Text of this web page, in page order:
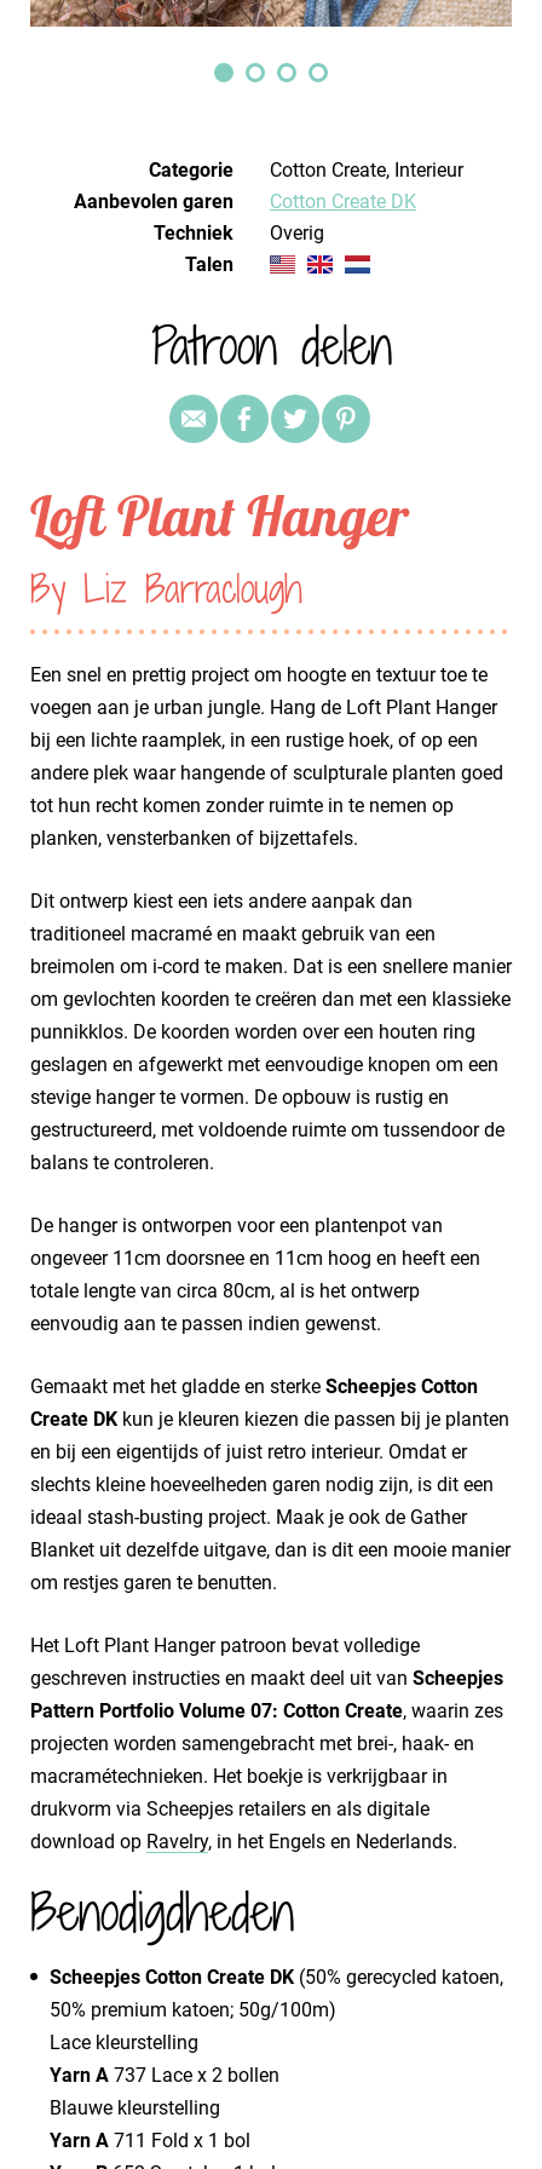
Categorie
Cotton Create, Interieur
Aanbevolen garen
Cotton Create DK
Techniek
overig
Talen
Patroon delen
Loft Plant Hanger
By Liz Barraclough
Een snel en prettig project om hoogte en textuur toe te
voegen aan je urban jungle. Hang de Loft Plant Hanger
bij een lichte raamplek, in een rustige hoek, of op een
andere plek waar hangende of sculpturale planten goed
tot hun recht komen zonder ruimte in te nemen op
planken, vensterbanken of bijzettafels.
Dit ontwerp kiest een iets andere aanpak dan
traditioneel macramé en maakt gebruik van een
breimolen om i-cord te maken. Dat is een snellere manier
om gevlochten koorden te creëren dan met een klassieke
punnikklos. De koorden worden over een houten ring
geslagen en afgewerkt met eenvoudige knopen om een
stevige hanger te vormen. De opbouw is rustig en
gestructureerd, met voldoende ruimte om tussendoor de
balans te controleren.
De hanger is ontworpen voor een plantenpot van
ongeveer 11cm doorsnee en 11cm hoog en heeft een
totale lengte van circa 80cm, al is het ontwerp
eenvoudig aan te passen indien gewenst.
Gemaakt met het gladde en sterke Scheepjes Cotton
Create DK kun je kleuren kiezen die passen bij je planten
en bij een eigentijds of juist retro interieur. Omdat er
slechts kleine hoeveelheden garen nodig zijn, is dit een
ideaal stash-busting project. Maak je ook de Gather
Blanket uit dezelfde uitgave, dan is dit een mooie manier
om restjes garen te benutten.
Het Loft Plant Hanger patroon bevat volledige
geschreven instructies en maakt deel uit van Scheepjes
Pattern Portfolio Volume 07: Cotton Create, waarin zes
projecten worden samengebracht met brei-, haak- en
macramétechnieken. Het boekje is verkrijgbaar in
drukvorm via Scheepjes retailers en als digitale
download op Ravelry, in het Engels en Nederlands.
Benodigdheden
Scheepjes Cotton Create DK (50% gerecycled katoen,
50% premium katoen; 50g/100m)
Lace kleurstelling
Yarn A 737 Lace x 2 bollen
Blauwe kleurstelling
Yarn A 711 Fold x 1 bol